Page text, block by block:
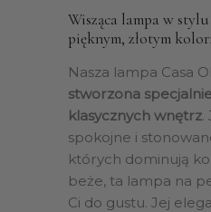
Wisząca lampa w
pięknym, złotym
Nasza lampa Casa
stworzona
klasycznych wnętrz.
spokojne i
których dominują
beże, ta lampa na
Ci do gustu. Jej